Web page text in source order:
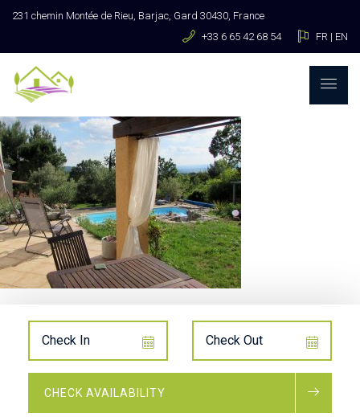
231 chemin Montée de Rieu, Barjac, Gard 30430, France
+33 6 65 42 68 54
FR | EN
CHECK AVAILABILITY